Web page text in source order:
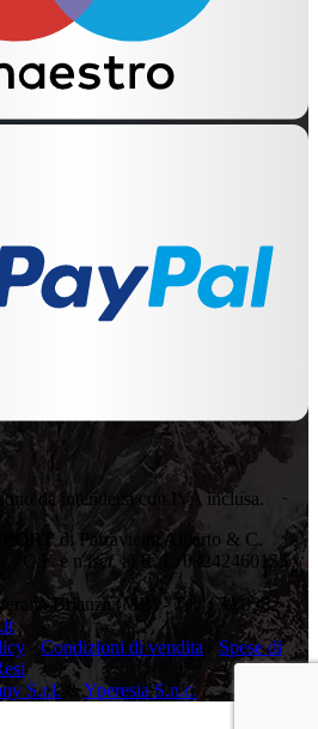
da intendersi con IVA inclusa.
di Parravicini Alberto & C.
- C.F. e n.iscr. al R. I.: 08242460155 -
Brianza (MB) - Tel: +39 0362
-Condizioni di vendita
Spese di
S.r.l. &Yperesia S.n.c.